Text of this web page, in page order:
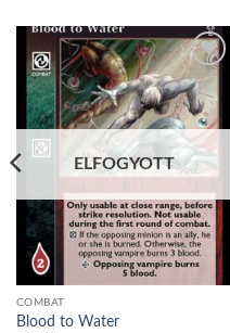
Add to
wishlist
ELFOGYOTT
COMBAT
Blood to Water